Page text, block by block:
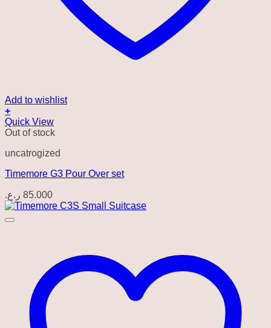
Add to wishlist
+
Quick View
Out of stock
uncatrogized
Timemore G3 Pour Over set
85.000 ر.ع.